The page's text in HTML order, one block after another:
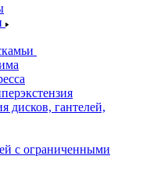
дисков, гантелей,
с ограниченными